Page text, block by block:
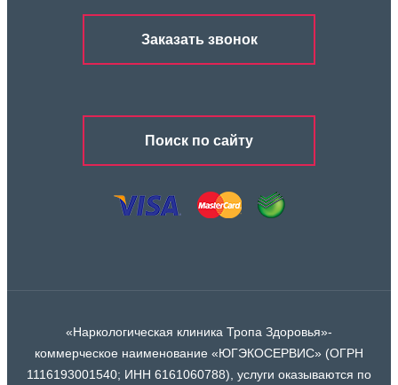
Заказать звонок
Поиск по сайту
«Наркологическая клиника Тропа Здоровья»-
коммерческое наименование «ЮГЭКОСЕРВИС» (ОГРН
1116193001540; ИНН 6161060788), услуги оказываются по